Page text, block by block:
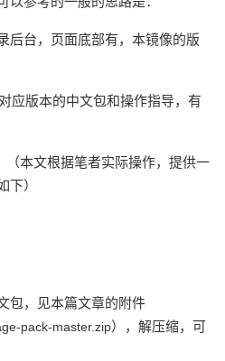
后台，页面底部有，本镜像的版
应版本的中文包和操作指导，有
（本文根据笔者实际操作，提供一
）
包，见本篇文章的附件
pack-master.zip），解压缩，可